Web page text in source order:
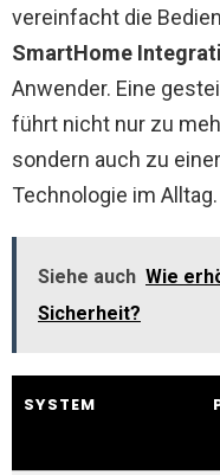
vereinfacht die
SmartHome
Anwender. Eine
führt nicht nur zu
sondern auch zu
Technologie im Alltag.
Siehe auch Wie
Sicherheit?
SYSTEM